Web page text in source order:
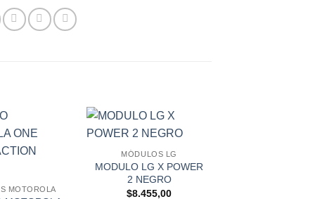
MOTOROLA
MÓDULOS LG
MODULO LG X POWER
2 NEGRO
$8.455,00